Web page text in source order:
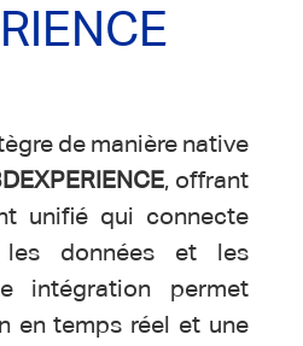
de manière native
, offrant
unifié qui connecte
les données et les
intégration permet
en temps réel et une